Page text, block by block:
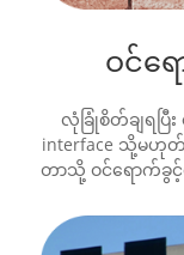
ဝင်ရ
လုံခြုံစိတ်ချရပြီ
interface သို့မဟုတ်
တာသို့ ဝင်ရောက်ခွ